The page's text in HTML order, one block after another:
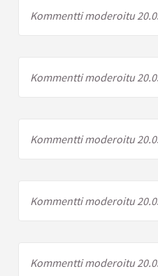
Kommentti moderoitu
Kommentti moderoitu
Kommentti moderoitu
Kommentti moderoitu
Kommentti moderoitu